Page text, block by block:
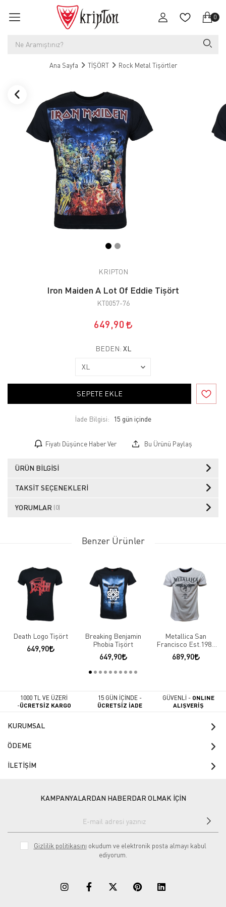
0
Ana Sayfa TİŞÖRT Rock Metal Tişörtler
KRIPTON
Iron Maiden A Lot Of Eddie Tişört
KT0057-76
649,90
BEDEN: XL
SEPETE EKLE
İade Bilgisi:
Fiyatı Düşünce Haber Ver Bu Ürünü Paylaş
ÜRÜN BILGISI
TAKSIT SEÇENEKLERI
YORUMLAR (0)
Benzer Ürünler
Death Logo Tişört
649,90
Breaking Benjamin
Phobia Tişört
649,90
Metallica San
Francisco Est.1981
Beyaz Tişört
689,90
1000 TL VE ÜZERİ
-ÜCRETSİZ KARGO
15 GÜN İÇİNDE -
ÜCRETSİZ İADE
GÜVENLİ - ONLINE
ALIŞVERİŞ
KURUMSAL
ÖDEME
İLETİŞİM
KAMPANYALARDAN HABERDAR OLMAK İÇİN
Gizlilik politikasını okudum ve elektronik posta almayı kabul
ediyorum.